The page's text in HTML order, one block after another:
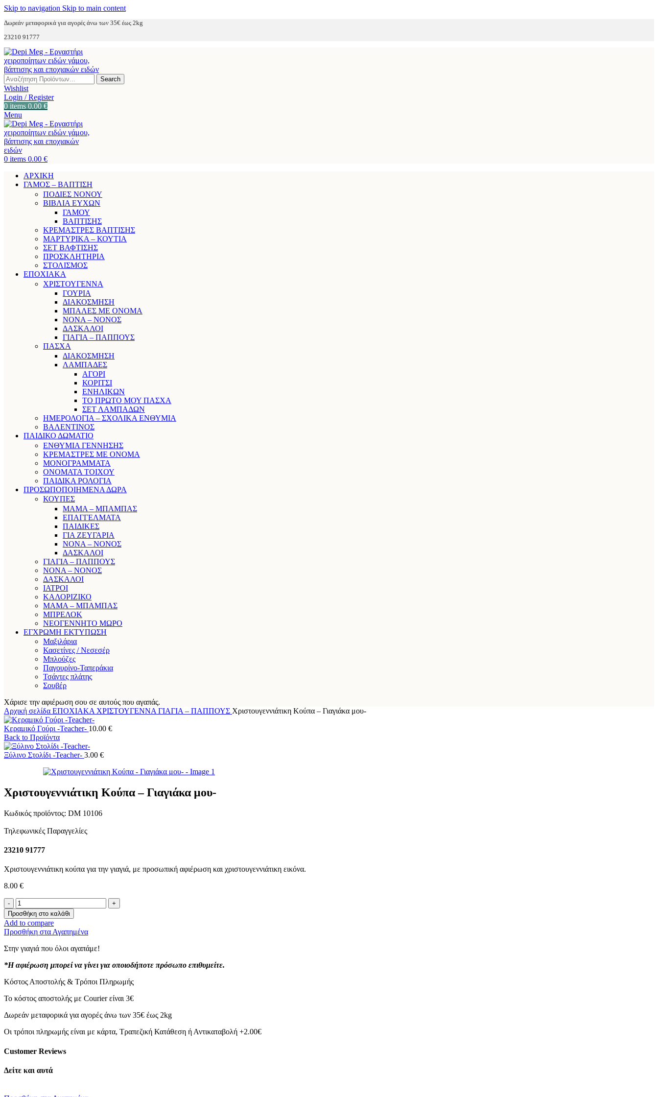
Skip to navigation Skip to main content
Δωρεάν μεταφορικά για αγορές άνω των 35€ έως 2kg
23210 91777
Search
Wishlist
Login / Register
0 items 0.00 €
Menu
0 items 0.00 €
ΑΡΧΙΚΗ
ΓΑΜΟΣ – ΒΑΠΤΙΣΗ
ΠΟΔΙΕΣ ΝΟΝΟΥ
ΒΙΒΛΙΑ ΕΥΧΩΝ
ΓΑΜΟΥ
ΒΑΠΤΙΣΗΣ
ΚΡΕΜΑΣΤΡΕΣ ΒΑΠΤΙΣΗΣ
ΜΑΡΤΥΡΙΚΑ – ΚΟΥΤΙΑ
ΣΕΤ ΒΑΦΤΙΣΗΣ
ΠΡΟΣΚΛΗΤΗΡΙΑ
ΣΤΟΛΙΣΜΟΣ
ΕΠΟΧΙΑΚΑ
ΧΡΙΣΤΟΥΓΕΝΝΑ
ΓΟΥΡΙΑ
ΔΙΑΚΟΣΜΗΣΗ
ΜΠΑΛΕΣ ΜΕ ΟΝΟΜΑ
ΝΟΝΑ – ΝΟΝΟΣ
ΔΑΣΚΑΛΟΙ
ΓΙΑΓΙΑ – ΠΑΠΠΟΥΣ
ΠΑΣΧΑ
ΔΙΑΚΟΣΜΗΣΗ
ΛΑΜΠΑΔΕΣ
ΑΓΟΡΙ
ΚΟΡΙΤΣΙ
ΕΝΗΛΙΚΩΝ
ΤΟ ΠΡΩΤΟ ΜΟΥ ΠΑΣΧΑ
ΣΕΤ ΛΑΜΠΑΔΩΝ
ΗΜΕΡΟΛΟΓΙΑ – ΣΧΟΛΙΚΑ ΕΝΘΥΜΙΑ
ΒΑΛΕΝΤΙΝΟΣ
ΠΑΙΔΙΚΟ ΔΩΜΑΤΙΟ
ΕΝΘΥΜΙΑ ΓΕΝΝΗΣΗΣ
ΚΡΕΜΑΣΤΡΕΣ ΜΕ ΟΝΟΜΑ
ΜΟΝΟΓΡΑΜΜΑΤΑ
ΟΝΟΜΑΤΑ ΤΟΙΧΟΥ
ΠΑΙΔΙΚΑ ΡΟΛΟΓΙΑ
ΠΡΟΣΩΠΟΠΟΙΗΜΕΝΑ ΔΩΡΑ
ΚΟΥΠΕΣ
ΜΑΜΑ – ΜΠΑΜΠΑΣ
ΕΠΑΓΓΕΛΜΑΤΑ
ΠΑΙΔΙΚΕΣ
ΓΙΑ ΖΕΥΓΑΡΙΑ
ΝΟΝΑ – ΝΟΝΟΣ
ΔΑΣΚΑΛΟΙ
ΓΙΑΓΙΑ – ΠΑΠΠΟΥΣ
ΝΟΝΑ – ΝΟΝΟΣ
ΔΑΣΚΑΛΟΙ
ΙΑΤΡΟΙ
ΚΑΛΟΡΙΖΙΚΟ
ΜΑΜΑ – ΜΠΑΜΠΑΣ
ΜΠΡΕΛΟΚ
ΝΕΟΓΕΝΝΗΤΟ ΜΩΡΟ
ΕΓΧΡΩΜΗ ΕΚΤΥΠΩΣΗ
Μαξιλάρια
Κασετίνες / Νεσεσέρ
Μπλούζες
Παγουρίνο-Ταπεράκια
Τσάντες πλάτης
Σουβέρ
Χάρισε την αφιέρωση σου σε αυτούς που αγαπάς.
Αρχική σελίδα ΕΠΟΧΙΑΚΑ ΧΡΙΣΤΟΥΓΕΝΝΑ ΓΙΑΓΙΑ – ΠΑΠΠΟΥΣ Χριστουγεννιάτικη Κούπα – Γιαγιάκα μου-
Κεραμικό Γούρι -Teacher- 10.00 €
Back to Προϊόντα
Ξύλινο Στολίδι -Teacher- 3.00 €
Χριστουγεννιάτικη Κούπα – Γιαγιάκα μου-
Κωδικός προϊόντος: DM 10106
Τηλεφωνικές Παραγγελίες
23210 91777
Χριστουγεννιάτικη κούπα για την γιαγιά, με προσωπική αφιέρωση και χριστουγεννιάτικη εικόνα.
8.00 €
Χριστουγεννιάτικη
Κούπα
-
Γιαγιάκα
μου-
ποσότητα
Προσθήκη στο καλάθι
Add to compare
Προσθήκη στα Αγαπημένα
Στην γιαγιά που όλοι αγαπάμε!
*Η αφιέρωση μπορεί να γίνει για οποιοδήποτε πρόσωπο επιθυμείτε.
Κόστος Αποστολής & Τρόποι Πληρωμής
Το κόστος αποστολής με Courier είναι 3€
Δωρεάν μεταφορικά για αγορές άνω των 35€ έως 2kg
Οι τρόποι πληρωμής είναι με κάρτα, Τραπεζική Κατάθεση ή Αντικαταβολή +2.00€
Customer Reviews
Δείτε και αυτά